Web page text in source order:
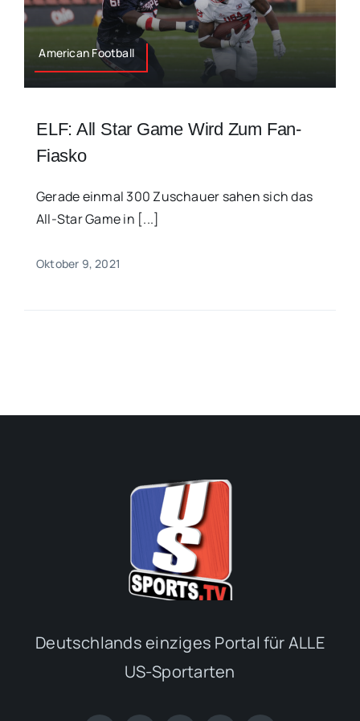
American Football
ELF: All Star Game Wird Zum Fan-
Fiasko
Gerade einmal 300 Zuschauer sahen sich das
All-Star Game in [...]
Oktober 9, 2021
Deutschlands einziges Portal für ALLE
US-Sportarten